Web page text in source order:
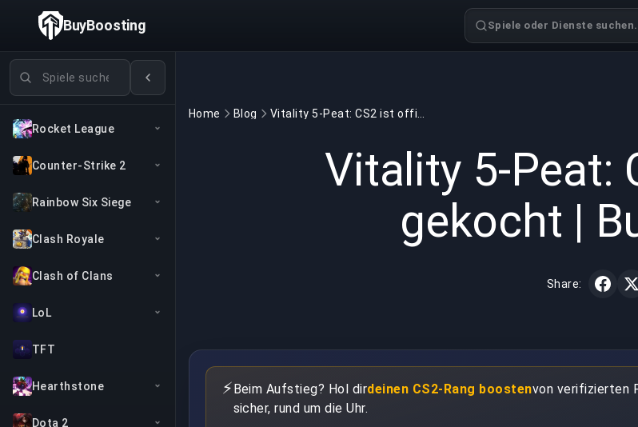
Spiele suchen
Rocket League
Counter-Strike 2
Rainbow Six Siege
Clash Royale
Clash of Clans
LoL
TFT
Hearthstone
Dota 2
BuyBoosting Spiele oder Dienste
Home Blog
Vitality 5-Peat:
gekocht |
Share:
⚡ Beim Aufstieg? Hol dirdeinen CS2-Rang boostenvon verifizierten
sicher, rund um die Uhr.